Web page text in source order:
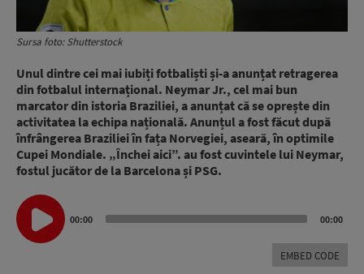
Sursa foto: Shutterstock
Unul dintre cei mai iubiți fotbaliști și-a anunțat retragerea
din fotbalul internațional. Neymar Jr., cel mai bun
marcator din istoria Braziliei, a anunțat că se oprește din
activitatea la echipa națională. Anunțul a fost făcut după
înfrângerea Braziliei în fața Norvegiei, aseară, în optimile
Cupei Mondiale. „Închei aici”. au fost cuvintele lui Neymar,
fostul jucător de la Barcelona și PSG.
Audio
Player
00:00 00:00
EMBED CODE